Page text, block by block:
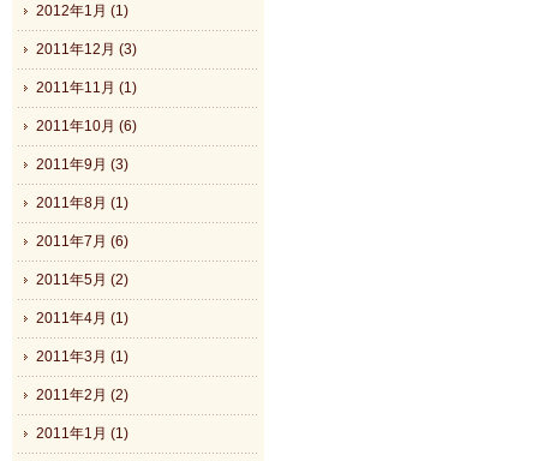
2012年1月 (1)
2011年12月 (3)
2011年11月 (1)
2011年10月 (6)
2011年9月 (3)
2011年8月 (1)
2011年7月 (6)
2011年5月 (2)
2011年4月 (1)
2011年3月 (1)
2011年2月 (2)
2011年1月 (1)